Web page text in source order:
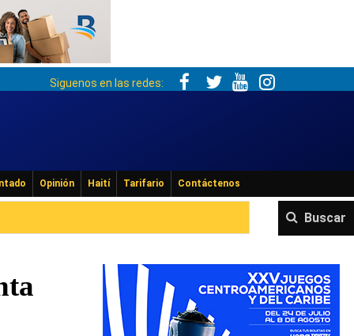
Siguenos en las redes:
Opinión Haití Tarifario Contáctenos
Buscar